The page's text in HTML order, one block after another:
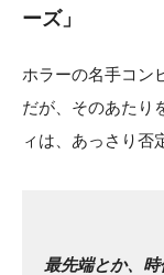
ーズ」
ホラーの名手コン
だが、そのあたり
ィは、あっさり否
最先端とか、